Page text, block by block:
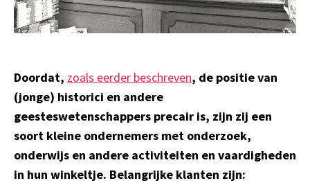
Doordat, zoals eerder beschreven, de positie van
(jonge) historici en andere
geesteswetenschappers precair is, zijn zij een
soort kleine ondernemers met onderzoek,
onderwijs en andere activiteiten en vaardigheden
in hun winkeltje. Belangrijke klanten zijn: